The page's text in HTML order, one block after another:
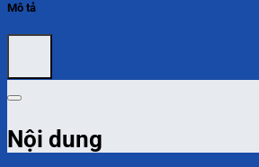
Mô tả
Nội dung